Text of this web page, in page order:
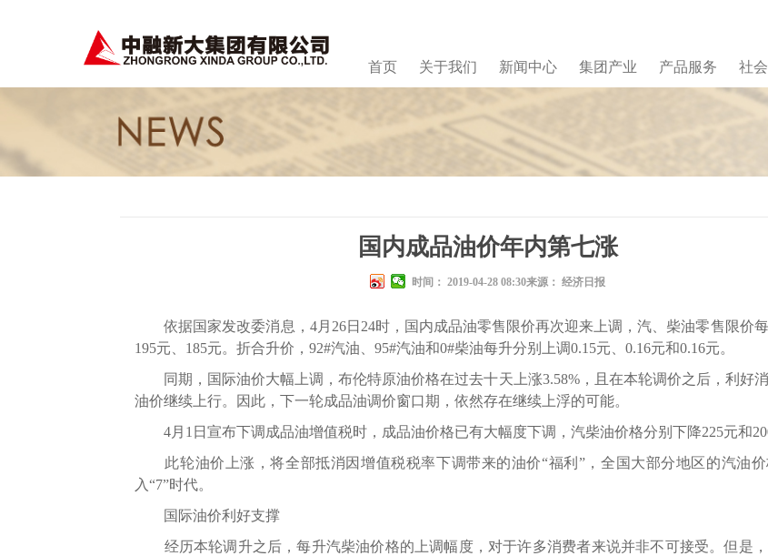
首页 关于我们 新闻中心 集团产业 产品服务 社
国内成品油价年内第七涨
时间：2019-04-28 08:30来源：经济日报
依据国家发改委消息，4月26日24时，国内成品油零售限价再次迎来上调，汽、柴油零售限价
195元、185元。折合升价，92#汽油、95#汽油和0#柴油每升分别上调0.15元、0.16元和0.16元。
同期，国际油价大幅上调，布伦特原油价格在过去十天上涨3.58%，且在本轮调价之后，利好
油价继续上行。因此，下一轮成品油调价窗口期，依然存在继续上浮的可能。
4月1日宣布下调成品油增值税时，成品油价格已有大幅度下调，汽柴油价格分别下降225元和
此轮油价上涨，将全部抵消因增值税税率下调带来的油价“福利”，全国大部分地区的汽油
入“7”时代。
国际油价利好支撑
经历本轮调升之后，每升汽柴油价格的上调幅度，对于许多消费者来说并非不可接受。但是